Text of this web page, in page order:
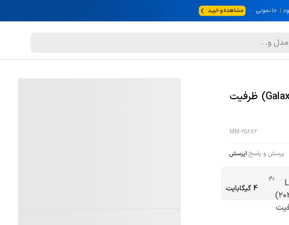
تبلت سامسونگ مدل Galaxy Tab S6 Lite (2022) ظرفیت
Mbt-25282
پرسش و پاسخ:1پرسش
رم
4 گیگابایت